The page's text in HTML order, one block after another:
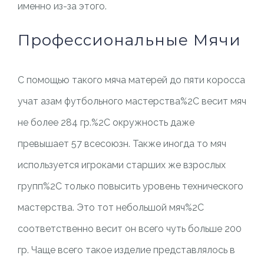
именно из-за этого.
Профессиональные Мячи
С помощью такого мяча матерей до пяти коросса
учат азам футбольного мастерства%2C весит мяч
не более 284 гр.%2C окружность даже
превышает 57 всесоюзн. Также иногда то мяч
используется игроками старших же взрослых
групп%2C только повысить уровень технического
мастерства. Это тот небольшой мяч%2C
соответственно весит он всего чуть больше 200
гр. Чаще всего такое изделие представлялось в